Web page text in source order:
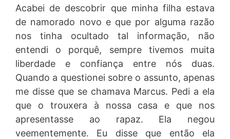
Acabei de descobrir que minha filha estava
de namorado novo e que por alguma razão
nos tinha ocultado tal informação, não
entendi o porquê, sempre tivemos muita
liberdade e confiança entre nós duas.
Quando a questionei sobre o assunto, apenas
me disse que se chamava Marcus. Pedi a ela
que o trouxera à nossa casa e que nos
apresentasse ao rapaz. Ela negou
veementemente. Eu disse que então ela